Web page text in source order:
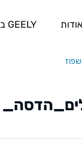
אודות GEELY בפריסה ארצית